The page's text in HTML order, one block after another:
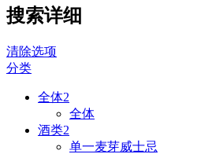
搜索详细
清除选项
分类
全体2
全体
酒类2
单一麦芽威士忌